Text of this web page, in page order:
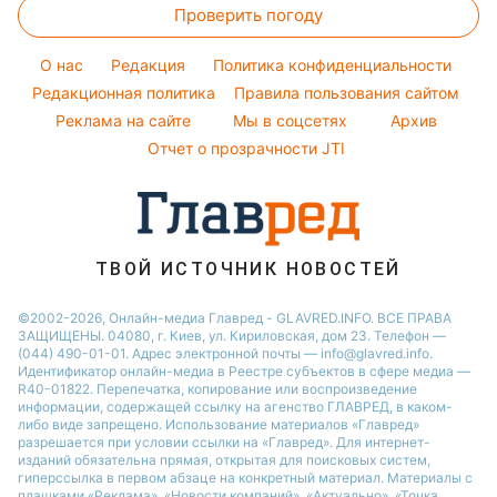
Настя Каменских
Виталий Козловский
Потап
София Ротару
Новости Днепра
Новости Тернополя
Новости Житомира
Новости Одессы
Новости Харькова
Окрашивание волос
Красивый маникюр
Легкие десерты
Напитки
Праздничное меню
Тесты по картинке
Оптические иллюзии
Народные приметы
Все о шоу-бизнесе
Проверить погоду
O нас Редакция
Политика конфиденциальности
Редакционная политика
Правила пользования сайтом
Реклама на сайте
Мы в соцсетях
Архив
Отчет о прозрачности JTI
ТВОЙ ИСТОЧНИК НОВОСТЕЙ
©2002-2026, Онлайн-медиа Главред - GLAVRED.INFO. ВСЕ ПРАВА
ЗАЩИЩЕНЫ. 04080, г. Киев, ул. Кириловская, дом 23. Телефон —
(044) 490-01-01. Адрес электронной почты — info@glavred.info.
Идентификатор онлайн-медиа в Реестре cубъектов в сфере медиа —
R40-01822. Перепечатка, копирование или воспроизведение
информации, содержащей ссылку на агенство ГЛАВРЕД, в каком-
либо виде запрещено. Использование материалов «Главред»
разрешается при условии ссылки на «Главред». Для интернет-
изданий обязательна прямая, открытая для поисковых систем,
гиперссылка в первом абзаце на конкретный материал. Материалы с